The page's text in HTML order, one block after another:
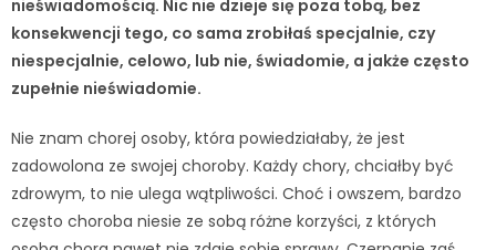
nieświadomością. Nic nie dzieje się poza tobą, bez
konsekwencji tego, co sama zrobiłaś specjalnie, czy
niespecjalnie, celowo, lub nie, świadomie, a jakże często
zupełnie nieświadomie.
Nie znam chorej osoby, która powiedziałaby, że jest
zadowolona ze swojej choroby. Każdy chory, chciałby być
zdrowym, to nie ulega wątpliwości. Choć i owszem, bardzo
często choroba niesie ze sobą różne korzyści, z których